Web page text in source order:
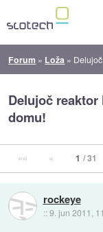
Forum » Loža »
Delujoč
domu!
«« « 1 / 31
rockeye
::9. jun 2011,